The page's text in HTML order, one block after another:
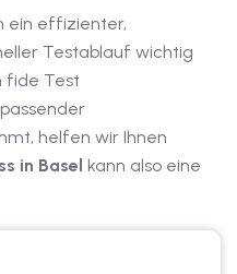
ein effizienter,
Testablauf wichtig
fide Test
helfen wir Ihnen
in Basel kann also eine